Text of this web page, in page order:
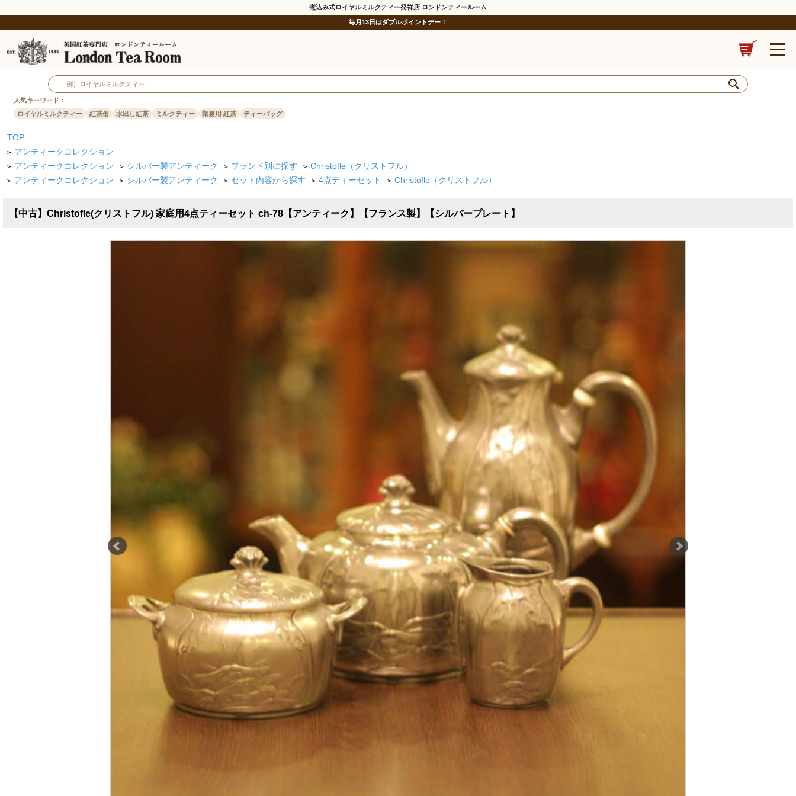
煮込み式ロイヤルミルクティー発祥店 ロンドンティールーム
毎月13日はダブルポイントデー！
人気キーワード：
ロイヤルミルクティー
紅茶缶 水出し紅茶 ミルクティー 業務用 紅茶 ティーバッグ
TOP
> アンティークコレクション
> アンティークコレクション > シルバー製アンティーク > ブランド別に探す > Christofle（クリストフル）
> アンティークコレクション > シルバー製アンティーク > セット内容から探す > 4点ティーセット > Christofle（クリストフル）
【中古】Christofle(クリストフル) 家庭用4点ティーセット ch-78【アンティーク】【フランス製】【シルバープレート】